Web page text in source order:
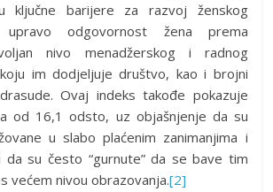
ključne barijere za razvoj ženskog
upravo odgovornost žena prema
nivo menadžerskog i radnog
im dodjeljuje društvo, kao i brojni
Ovaj indeks takođe pokazuje
od 16,1 odsto, uz objašnjenje da su
u slabo plaćenim zanimanjima i
da su često “gurnute” da se bave tim
većem nivou obrazovanja.[2]